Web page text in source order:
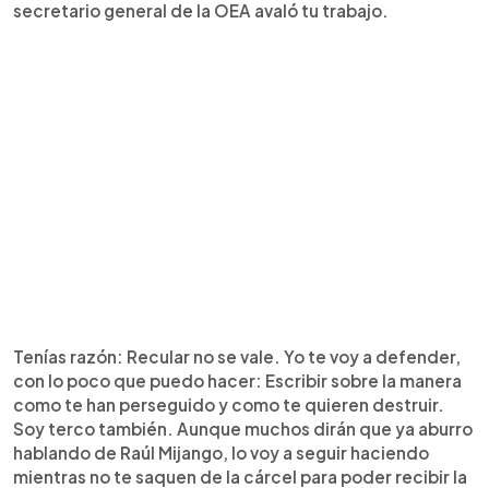
secretario general de la OEA avaló tu trabajo.
Tenías razón: Recular no se vale. Yo te voy a defender,
con lo poco que puedo hacer: Escribir sobre la manera
como te han perseguido y como te quieren destruir.
Soy terco también. Aunque muchos dirán que ya aburro
hablando de Raúl Mijango, lo voy a seguir haciendo
mientras no te saquen de la cárcel para poder recibir la